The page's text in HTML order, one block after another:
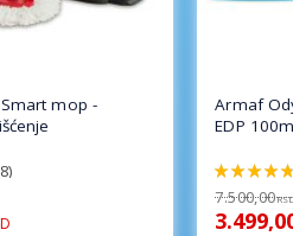
mop -
Armaf
EDP
94%
7.500,00